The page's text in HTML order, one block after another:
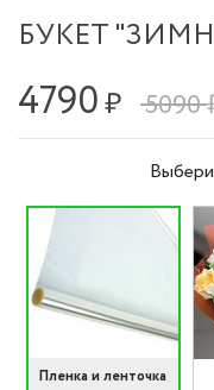
БУКЕТ
4790₽ 5090
Пленка и ленточка